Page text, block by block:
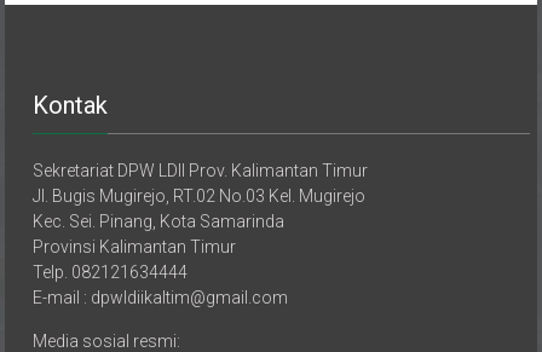
Jl. Bugis Mugirejo, RT.02 No.03 Kel. Mugirejo
Kec. Sei. Pinang, Kota Samarinda
Provinsi Kalimantan Timur
Telp. 082121634444
E-mail : dpwldiikaltim@gmail.com
Website Internal: https://ldiikaltim.or.id